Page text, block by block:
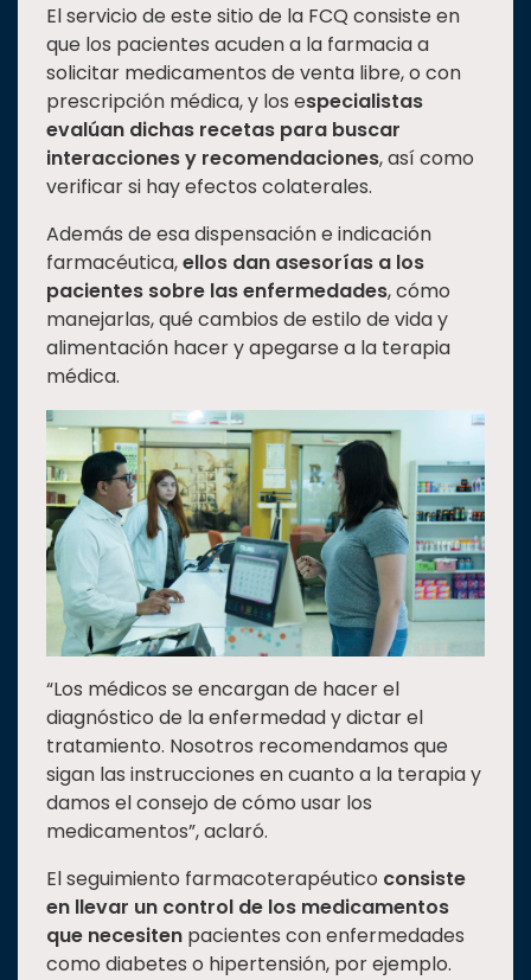
El servicio de este sitio de la FCQ consiste en
que los pacientes acuden a la farmacia a
solicitar medicamentos de venta libre, o con
prescripción médica, y los especialistas
evalúan dichas recetas para buscar
interacciones y recomendaciones, así como
verificar si hay efectos colaterales.
Además de esa dispensación e indicación
farmacéutica,ellos dan asesorías a los
pacientes sobre las enfermedades, cómo
manejarlas, qué cambios de estilo de vida y
alimentación hacer y apegarse a la terapia
médica.
“Los médicos se encargan de hacer el
diagnóstico de la enfermedad y dictar el
tratamiento. Nosotros recomendamos que
sigan las instrucciones en cuanto a la terapia y
damos el consejo de cómo usar los
medicamentos”, aclaró.
El seguimiento farmacoterapéutico consiste
en llevar un control de los medicamentos
que necesiten pacientes con enfermedades
como diabetes o hipertensión, por ejemplo.